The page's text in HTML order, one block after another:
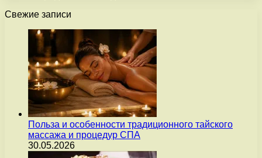
Свежие записи
Польза и особенности традиционного тайского
массажа и процедур СПА
30.05.2026